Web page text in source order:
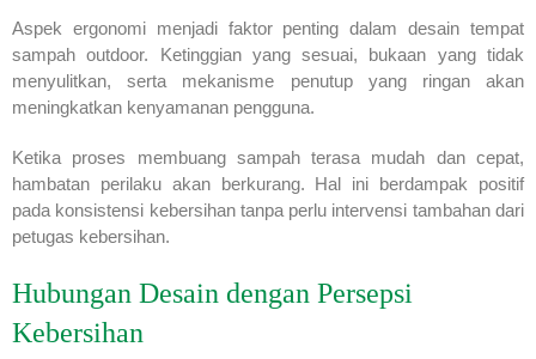
Aspek ergonomi menjadi faktor penting dalam desain tempat
sampah outdoor. Ketinggian yang sesuai, bukaan yang tidak
menyulitkan, serta mekanisme penutup yang ringan akan
meningkatkan kenyamanan pengguna.
Ketika proses membuang sampah terasa mudah dan cepat,
hambatan perilaku akan berkurang. Hal ini berdampak positif
pada konsistensi kebersihan tanpa perlu intervensi tambahan dari
petugas kebersihan.
Hubungan Desain dengan Persepsi
Kebersihan